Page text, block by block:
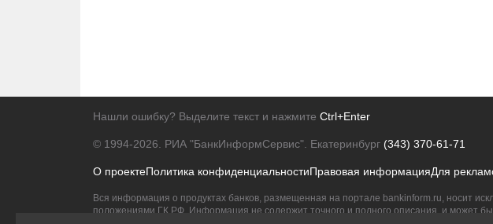
Нашли ошибку? Выделите текст и нажмите Ctrl+Enter
© 1994-2026. РИА "БанкИнформСервис". Екатеринбург (343) 370-61-71
О проектеПолитика конфиденциальностиПравовая информацияДля
Вся информация о продуктах банков, размещенная на портале bankinform.ru, носит
положениями ГК РФ. Информация не содержит точного и полного описания, и может